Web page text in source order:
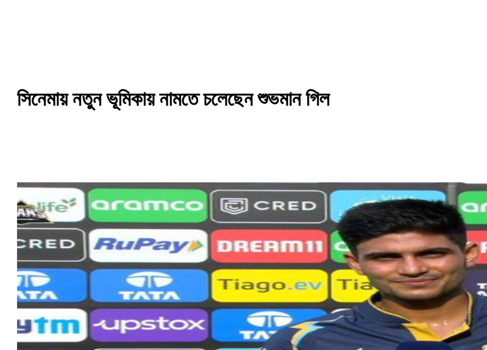
সিনেমায় নতুন ভূমিকায় নামতে চলেছেন শুভমান গিল